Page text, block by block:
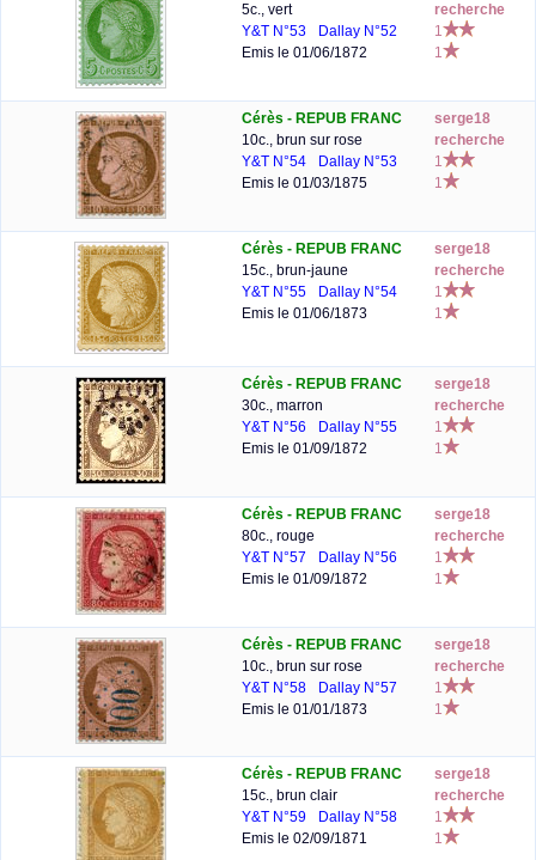
5c., vert
Y&T N°53
Dallay N°52
Emis le 01/06/1872
recherche
1
1
Cérès - REPUB FRANC
10c., brun sur rose
Y&T N°54
Dallay N°53
Emis le 01/03/1875
serge18
recherche
1
1
Cérès - REPUB FRANC
15c., brun-jaune
Y&T N°55
Dallay N°54
Emis le 01/06/1873
serge18
recherche
1
1
Cérès - REPUB FRANC
30c., marron
Y&T N°56
Dallay N°55
Emis le 01/09/1872
serge18
recherche
1
1
Cérès - REPUB FRANC
80c., rouge
Y&T N°57
Dallay N°56
Emis le 01/09/1872
serge18
recherche
1
1
Cérès - REPUB FRANC
10c., brun sur rose
Y&T N°58
Dallay N°57
Emis le 01/01/1873
serge18
recherche
1
1
Cérès - REPUB FRANC
15c., brun clair
Y&T N°59
Dallay N°58
Emis le 02/09/1871
serge18
recherche
1
1